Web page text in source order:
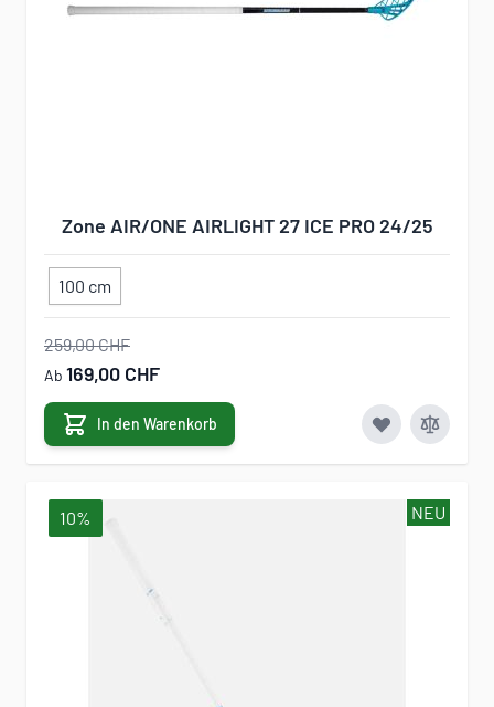
Zone AIR/ONE AIRLIGHT 27 ICE PRO 24/25
100 cm
259,00 CHF
Ab 169,00 CHF
In den Warenkorb
NEU
10%